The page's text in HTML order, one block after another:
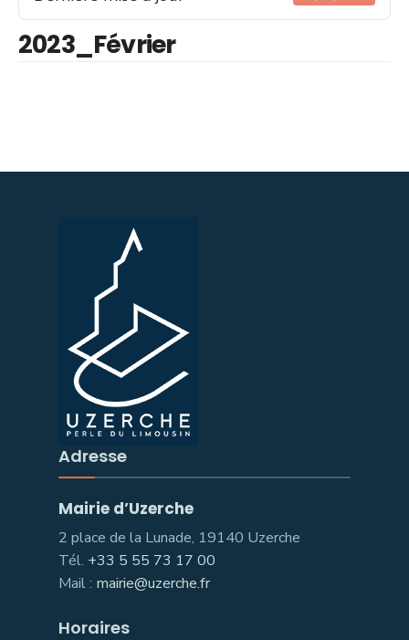
2023_Février
Adresse
Mairie d’Uzerche
2 place de la Lunade, 19140 Uzerche
Tél. +33 5 55 73 17 00
Mail : mairie@uzerche.fr
Horaires